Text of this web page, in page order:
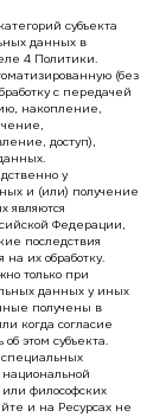
субъекта
данных в
4 Политики.
(без
с передачей
накопление,
доступ),
у
и (или) получение
являются
Федерации,
последствия
их обработку.
только при
данных у иных
получены в
когда согласие
этом субъекта.
философских
и на Ресурсах не